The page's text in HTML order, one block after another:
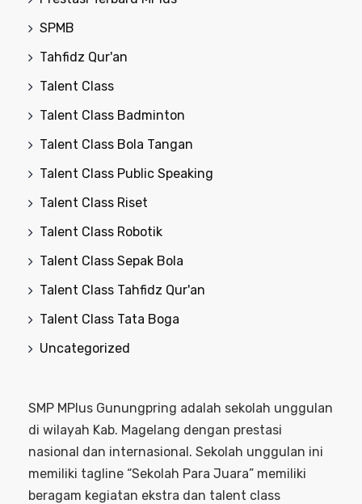
SPMB
Tahfidz Qur'an
Talent Class
Talent Class Badminton
Talent Class Bola Tangan
Talent Class Public Speaking
Talent Class Riset
Talent Class Robotik
Talent Class Sepak Bola
Talent Class Tahfidz Qur'an
Talent Class Tata Boga
Uncategorized
SMP MPlus Gunungpring adalah sekolah unggulan
di wilayah Kab. Magelang dengan prestasi
nasional dan internasional. Sekolah unggulan ini
memiliki tagline “Sekolah Para Juara” memiliki
beragam kegiatan ekstra dan talent class